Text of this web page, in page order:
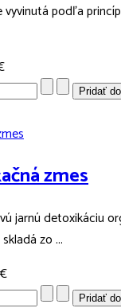
vyvinutá podľa
zmes
jarnú detoxikáciu
zo ...